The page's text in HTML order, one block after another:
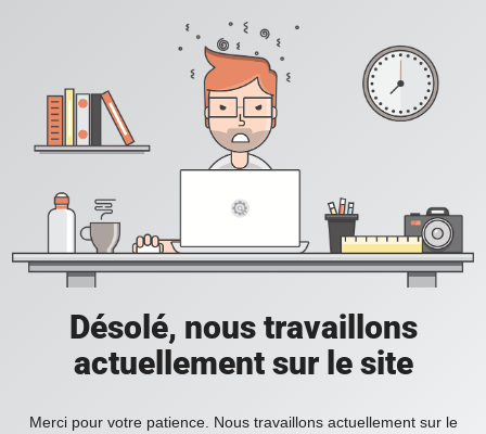
Désolé, nous travaillons
actuellement sur le site
Merci pour votre patience. Nous travaillons actuellement sur le